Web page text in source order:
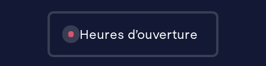
Heures d’ouverture